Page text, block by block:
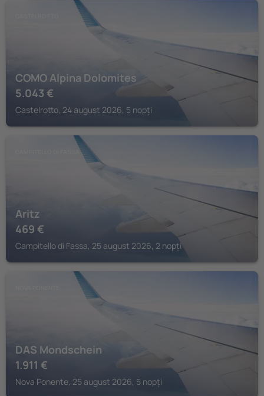
COMO Alpina Dolomites
5.043 €
Castelrotto, 24 august 2026, 5 nopți
Aritz
469 €
Campitello di Fassa, 25 august 2026, 2 nopți
DAS Mondschein
1.911 €
Nova Ponente, 25 august 2026, 5 nopți